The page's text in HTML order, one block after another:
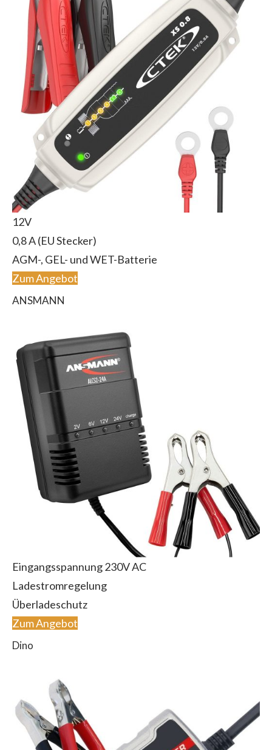
12V
0,8 A (EU Stecker)
AGM-, GEL- und WET-Batterie
Zum Angebot
ANSMANN
Eingangsspannung 230V AC
Ladestromregelung
Überladeschutz
Zum Angebot
Dino